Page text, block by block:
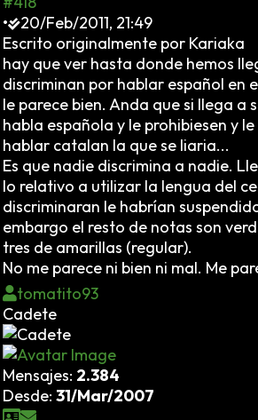
•
20/Feb/2011, 21:49
Escrito originalmente por Kariaka
hay que ver hasta donde hemos
discriminan por hablar español en
le parece bien. Anda que si llega a
habla española y le prohibiesen y
hablar catalan la que se liaria...
Es que nadie discrimina a nadie.
lo relativo a utilizar la lengua del
discriminaran le habrían
embargo el resto de notas son
tres de amarillas (regular).
No me parece ni bien ni mal. Me
tomatito93
Cadete
Mensajes: 2.384
Desde: 31/Mar/2007